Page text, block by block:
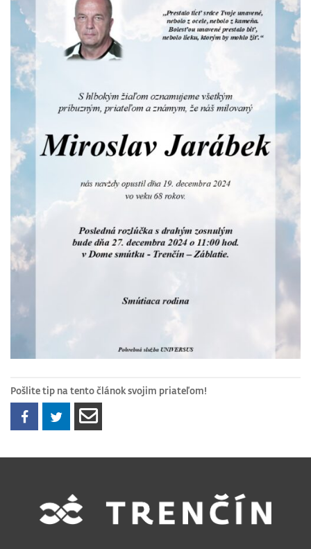
Pošlite tip na tento článok svojim priateľom!